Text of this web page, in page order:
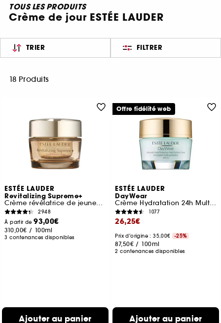
TOUS LES PRODUITS
Crème de jour ESTÉE LAUDER
TRIER FILTRER
18 Produits
ESTÉE LAUDER
Revitalizing Supreme+
Crème révélatrice de jeunesse
2948
À partir de93,00€
310,00€ / 100ml
3 contenances disponibles
Ajouter au panier
ESTÉE LAUDER
DayWear
Crème Hydratation 24h Multi-Protection SPF 15
1077
26,25€
Prix d'origine : 35,00€ -25%
87,50€ / 100ml
2 contenances disponibles
Ajouter au panier
Offre fidélité web